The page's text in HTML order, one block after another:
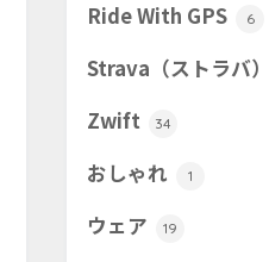
Ride With GPS 6
Strava（ストラバ）
Zwift 34
おしゃれ 1
ウェア 19